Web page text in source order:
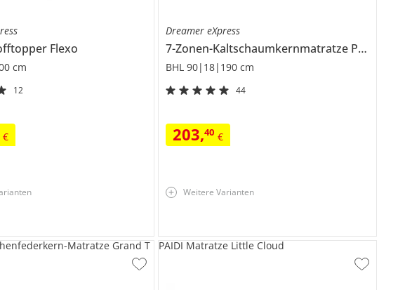
Flexo
cm
12
€
Dreamer eXpress
7-Zonen-Kaltschaumkernmatratze Puro 2
BHL 90|18|190 cm
44
203,40 €
Weitere Varianten
Matratze Grand T PAIDI Matratze Little Cloud